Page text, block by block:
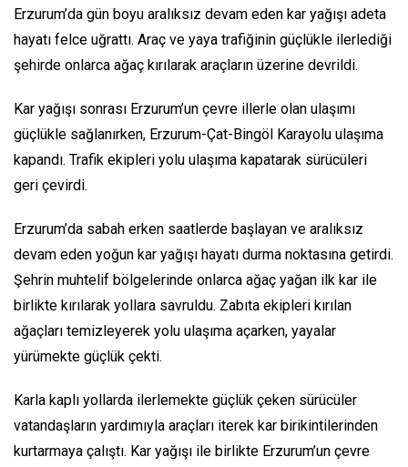
Erzurum’da gün boyu aralıksız devam eden kar yağışı adeta
hayatı felce uğrattı. Araç ve yaya trafiğinin güçlükle ilerlediği
şehirde onlarca ağaç kırılarak araçların üzerine devrildi.
Kar yağışı sonrası Erzurum’un çevre illerle olan ulaşımı
güçlükle sağlanırken, Erzurum-Çat-Bingöl Karayolu ulaşıma
kapandı. Trafik ekipleri yolu ulaşıma kapatarak sürücüleri
geri çevirdi.
Erzurum’da sabah erken saatlerde başlayan ve aralıksız
devam eden yoğun kar yağışı hayatı durma noktasına getirdi.
Şehrin muhtelif bölgelerinde onlarca ağaç yağan ilk kar ile
birlikte kırılarak yollara savruldu. Zabıta ekipleri kırılan
ağaçları temizleyerek yolu ulaşıma açarken, yayalar
yürümekte güçlük çekti.
Karla kaplı yollarda ilerlemekte güçlük çeken sürücüler
vatandaşların yardımıyla araçları iterek kar birikintilerinden
kurtarmaya çalıştı. Kar yağışı ile birlikte Erzurum’un çevre